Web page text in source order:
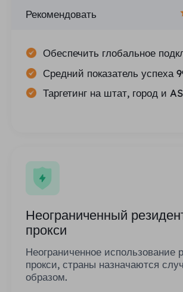
Рекомендовать
Обеспечить глобальное
Средний показатель успеха
Таргетинг на штат, город и
Неограниченный
прокси
Неограниченное использование
прокси, страны назначаются
образом.